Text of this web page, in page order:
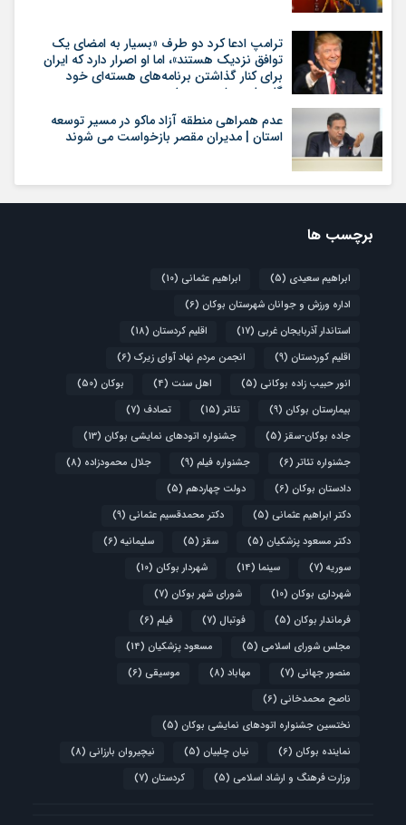
ترامپ ادعا کرد دو طرف «بسیار به امضای یک
توافق نزدیک هستند»، اما او اصرار دارد که ایران
برای کنار گذاشتن برنامه‌های هسته‌ای خود
گام‌های بیشتری بردارد
عدم همراهی منطقه آزاد ماکو در مسیر توسعه
استان | مدیران مقصر بازخواست می شوند
برچسب ها
ابراهیم سعیدی (5) ابراهیم عثمانی (10)
اداره ورزش و جوانان شهرستان بوکان (6)
استاندار آذربایجان غربی (17) اقلیم کردستان (18)
اقلیم کوردستان (9) انجمن مردم نهاد آوای زیرک (6)
انور حبیب زاده بوکانی (5) اهل سنت (4) بوکان (50)
بیمارستان بوکان (9) تئاتر (15) تصادف (7)
جاده بوکان-سقز (5) جشنواره اتودهای نمایشی بوکان (13)
جشنواره تئاتر (6) جشنواره فیلم (9) جلال محمودزاده (8)
دادستان بوکان (6) دولت چهاردهم (5)
دکتر ابراهیم عثمانی (5) دکتر محمدقسیم عثمانی (9)
دکتر مسعود پزشکیان (5) سقز (5) سلیمانیه (6)
سوریه (7) سینما (14) شهردار بوکان (10)
شهرداری بوکان (10) شورای شهر بوکان (7)
فرماندار بوکان (5) فوتبال (7) فیلم (6)
مجلس شورای اسلامی (5) مسعود پزشکیان (14)
منصور جهانی (7) مهاباد (8) موسیقی (6)
ناصح محمدخانی (6)
نختسین جشنواره اتودهای نمایشی بوکان (5)
نماینده بوکان (6) نیان چلبیان (5) نیچیروان بارزانی (8)
وزارت فرهنگ و ارشاد اسلامی (5) کردستان (7)